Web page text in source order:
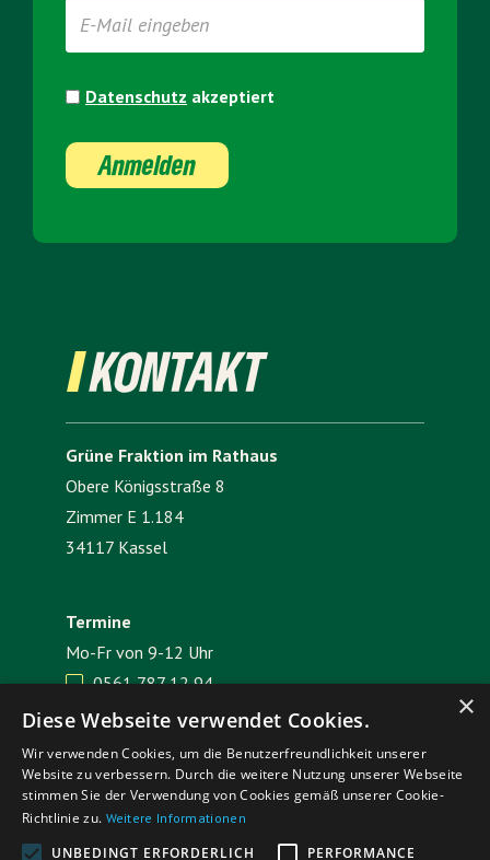
Datenschutz akzeptiert
Anmelden
KONTAKT
Grüne Fraktion im Rathaus
Obere Königsstraße 8
Zimmer E 1.184
34117 Kassel
Termine
Mo-Fr von 9-12 Uhr
 0561 787 12 94
 E-Mail senden
Impressum Datenschutz
×
Diese Webseite verwendet Cookies.
Wir verwenden Cookies, um die Benutzerfreundlichkeit unserer
Website zu verbessern. Durch die weitere Nutzung unserer Webseite
stimmen Sie der Verwendung von Cookies gemäß unserer Cookie-
Richtlinie zu. Weitere Informationen
UNBEDINGT ERFORDERLICH PERFORMANCE